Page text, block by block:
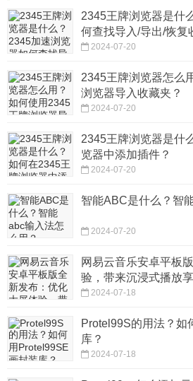
2345王牌浏览器是什
何查找导入/导出/恢复
2024-07-20
2345王牌浏览器怎么
浏览器导入收藏夹？
2024-07-20
2345王牌浏览器是什
览器中添加插件？
2024-07-20
智能ABC是什么？智
2024-07-20
网易云音乐安卓平板
验，带来沉浸式播放
2024-07-18
Protel99S的用法？如
库？
2024-07-18